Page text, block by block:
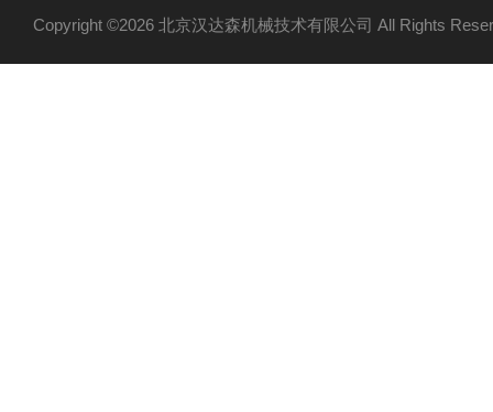
Copyright ©2026 北京汉达森机械技术有限公司 All Rights